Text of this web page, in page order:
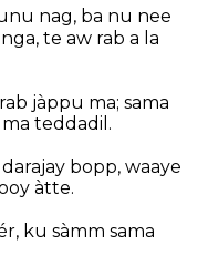
nag, ba nu nee
te aw rab a la
jàppu ma; sama
teddadil.
bopp, waaye
àtte.
ku sàmm sama